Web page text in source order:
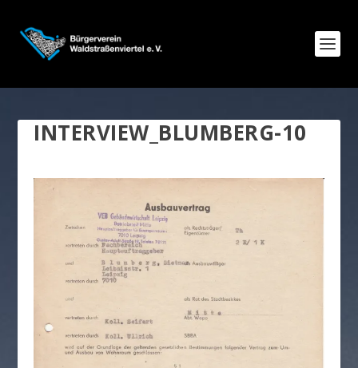
INTERVIEW_BLUMBERG-10